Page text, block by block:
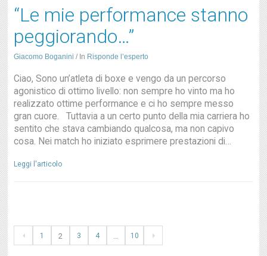
“Le mie performance stanno
peggiorando…”
Giacomo Boganini / In Risponde l’esperto
Ciao, Sono un’atleta di boxe e vengo da un percorso
agonistico di ottimo livello: non sempre ho vinto ma ho
realizzato ottime performance e ci ho sempre messo
gran cuore. Tuttavia a un certo punto della mia carriera ho
sentito che stava cambiando qualcosa, ma non capivo
cosa. Nei match ho iniziato esprimere prestazioni di…
Leggi l'articolo
1 2 3 4 … 10